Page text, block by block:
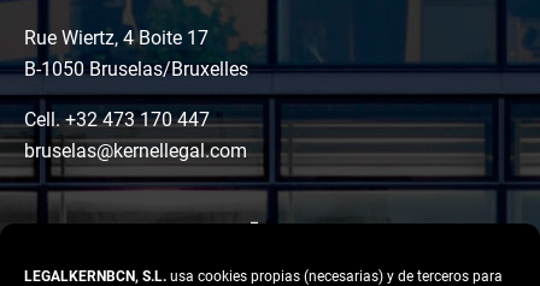
LEGALKERNBCN, S.L. usa cookies propias (necesarias) y de terceros para
Rue Wiertz, 4 Boite 17
B-1050 Bruselas/Bruxelles
Cell. +32 473 170 447
bruselas@kernellegal.com